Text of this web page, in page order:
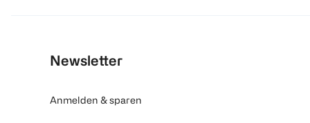
Newsletter
Anmelden & sparen